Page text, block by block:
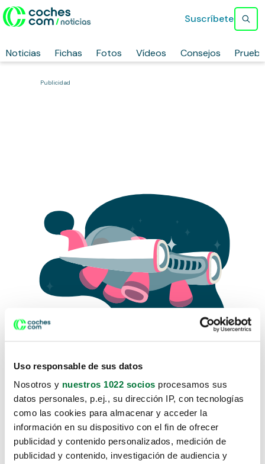
Uso responsable de sus datos
Nosotros y nuestros 1022 socios procesamos sus
datos personales, p.ej., su dirección IP, con tecnologías
como las cookies para almacenar y acceder la
información en su dispositivo con el fin de ofrecer
publicidad y contenido personalizados, medición de
publicidad y contenido, investigación de audiencia y
Noticias Fichas Fotos Vídeos Consejos
Suscríbete
Publicidad
Lo sentimos, no sabemos como
te hemos traido hasta aquí.